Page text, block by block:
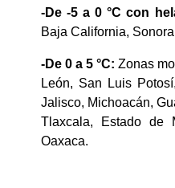
-De -5 a 0 °C con
Baja California,
-De 0 a 5 °C: Zonas
León, San Luis
Jalisco, Michoacán,
Tlaxcala, Estado de
Oaxaca.